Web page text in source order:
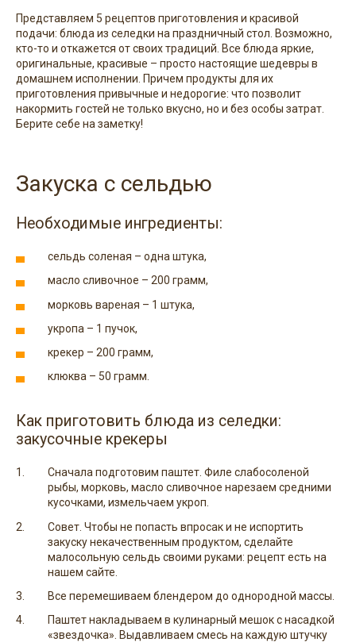
Представляем 5 рецептов приготовления и красивой
подачи: блюда из селедки на праздничный стол. Возможно,
кто-то и откажется от своих традиций. Все блюда яркие,
оригинальные, красивые – просто настоящие шедевры в
домашнем исполнении. Причем продукты для их
приготовления привычные и недорогие: что позволит
накормить гостей не только вкусно, но и без особы затрат.
Берите себе на заметку!
Закуска с сельдью
Необходимые ингредиенты:
сельдь соленая – одна штука,
масло сливочное – 200 грамм,
морковь вареная – 1 штука,
укропа – 1 пучок,
крекер – 200 грамм,
клюква – 50 грамм.
Как приготовить блюда из селедки:
закусочные крекеры
Сначала подготовим паштет. Филе слабосоленой
рыбы, морковь, масло сливочное нарезаем средними
кусочками, измельчаем укроп.
Совет. Чтобы не попасть впросак и не испортить
закуску некачественным продуктом, сделайте
малосольную сельдь своими руками: рецепт есть на
нашем сайте.
Все перемешиваем блендером до однородной массы.
Паштет накладываем в кулинарный мешок с насадкой
«звездочка». Выдавливаем смесь на каждую штучку